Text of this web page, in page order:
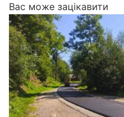
Вас може зацікавити